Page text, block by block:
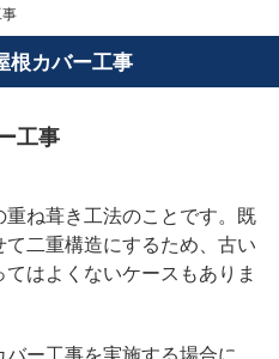
根カバー工事
工事
ね葺き工法のことです。既
二重構造にするため、古い
はよくないケースもありま